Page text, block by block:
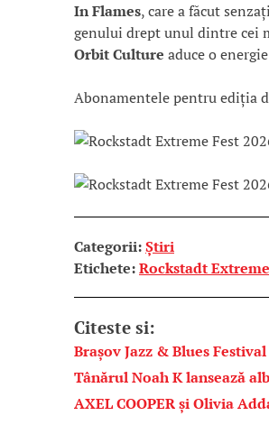
In Flames, care a făcut
genului drept unul dintre cei
Orbit Culture aduce o
Abonamentele pentru ediția
Categorii:Știri
Etichete:Rockstadt
Citeste si:
Brașov Jazz & Blues
Tânărul Noah K lansează
AXEL COOPER și Olivia